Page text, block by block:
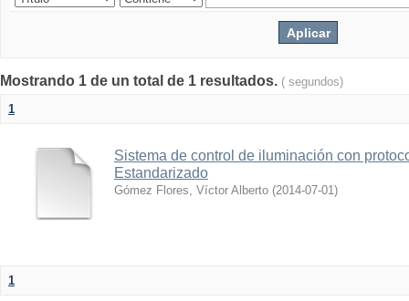
Mostrando 1 de un total de 1 resultados. ( segundos)
1
Sistema de control de iluminación con
Estandarizado
Gómez Flores, Víctor Alberto (2014-07-01)
1